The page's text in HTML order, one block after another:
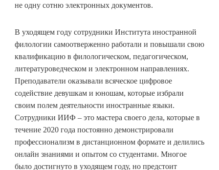
не одну сотню электронных документов.
В уходящем году сотрудники Института иностранной
филологии самоотверженно работали и повышали свою
квалификацию в филологическом, педагогическом,
литературоведческом и электронном направлениях.
Преподаватели оказывали всяческое цифровое
содействие девушкам и юношам, которые избрали
своим полем деятельности иностранные языки.
Сотрудники ИИФ – это мастера своего дела, которые в
течение 2020 года постоянно демонстрировали
профессионализм в дистанционном формате и делились
онлайн знаниями и опытом со студентами. Многое
было достигнуто в уходящем году, но предстоит